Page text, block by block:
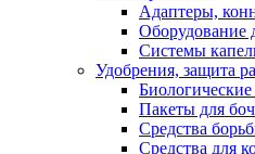
Адаптеры,
Оборудование
Системы
Удобрения, защита
Биологические
Пакеты для
Средства
Средства для